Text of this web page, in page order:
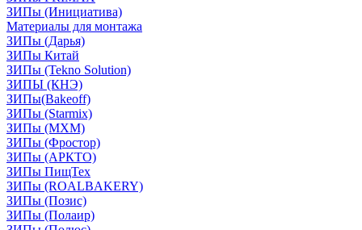
ЗИПы (Инициатива)
Материалы для монтажа
ЗИПы (Дарья)
ЗИПы Китай
ЗИПы (Tekno Solution)
ЗИПЫ (КНЭ)
ЗИПы(Bakeoff)
ЗИПы (Starmix)
ЗИПы (МХМ)
ЗИПы (Фростор)
ЗИПы (АРКТО)
ЗИПы ПищТех
ЗИПы (ROALBAKERY)
ЗИПы (Позис)
ЗИПы (Полаир)